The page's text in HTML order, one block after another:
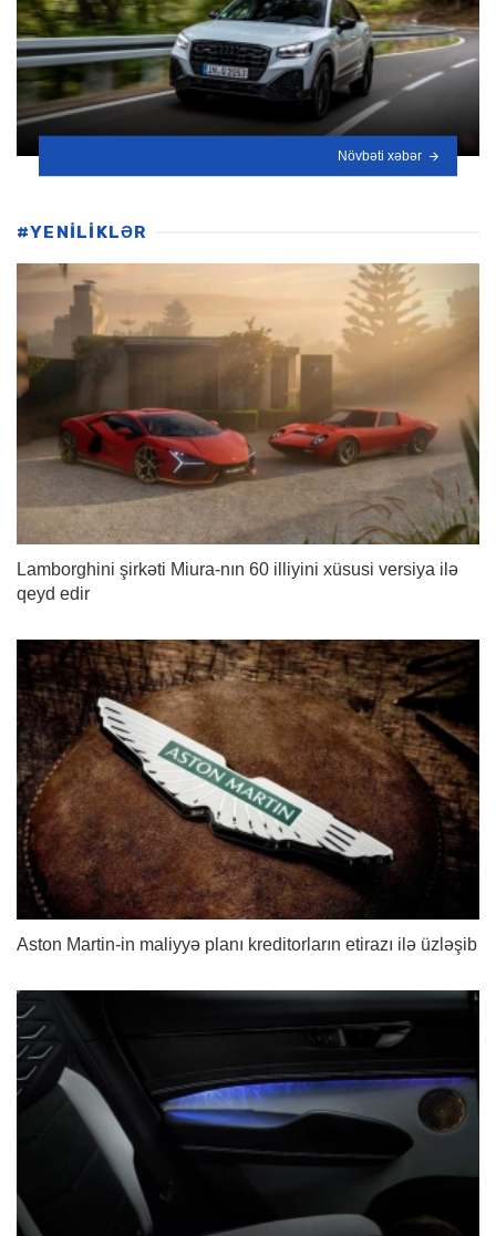
Növbəti xəbər
#YENİLİKLƏR
Lamborghini şirkəti Miura-nın 60 illiyini xüsusi versiya ilə
qeyd edir
Aston Martin-in maliyyə planı kreditorların etirazı ilə üzləşib